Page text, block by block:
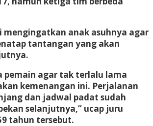
mengingatkan anak asuhnya agar
tantangan yang akan
pemain agar tak terlalu lama
kemenangan ini. Perjalanan
dan jadwal padat sudah
selanjutnya,” ucap juru
tahun tersebut.